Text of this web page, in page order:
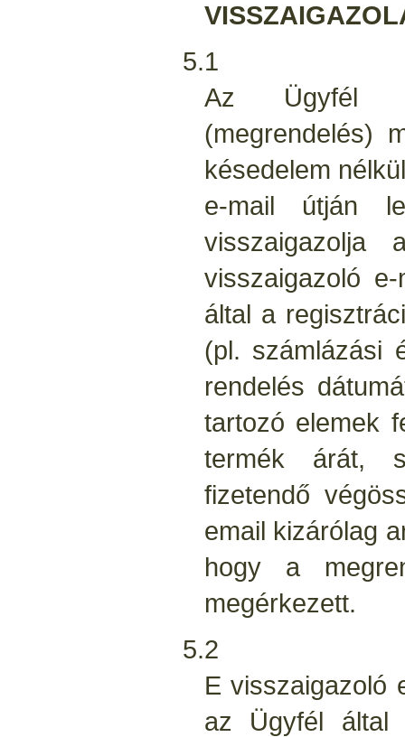
5.1
Az Ügyfél
(megrendelés)
késedelem
e-mail útján
visszaigazolja
visszaigazoló
által a
(pl. számlázási
rendelés
tartozó elemek
termék árát,
fizetendő
email kizárólag
hogy a
megérkezett.
5.2
E visszaigazoló
az Ügyfél által